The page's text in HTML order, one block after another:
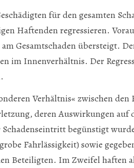
für den gesamten
Haftenden regressieren.
Gesamtschaden übersteigt.
im Innenverhältnis. Der
Verhältnis« zwischen den
deren Auswirkungen auf
begünstigt
Fahrlässigkeit) sowie
Beteiligten. Im Zweifel haften